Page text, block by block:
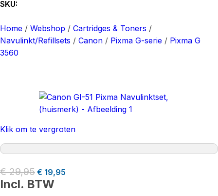
SKU:
Home / Webshop / Cartridges & Toners /
Navulinkt/Refillsets / Canon / Pixma G-serie / Pixma G
3560
Klik om te vergroten
€29,95 € 19,95
Incl. BTW